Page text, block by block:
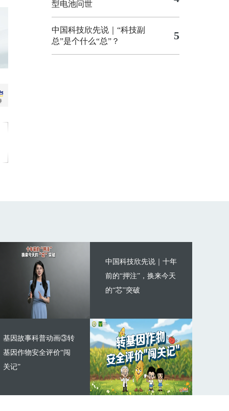
型电池问世
中国科技欣先说｜“科技副
总”是个什么“总”？
5
中国科技欣先说｜十年
前的“押注”，换来今天
的“芯”突破
基因故事科普动画③转
基因作物安全评价“闯
关记”